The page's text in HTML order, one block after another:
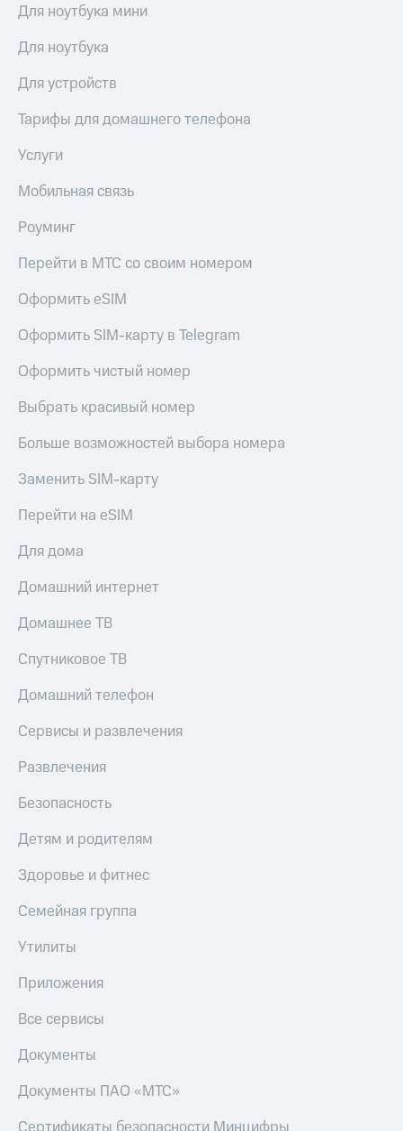
Для ноутбука мини
Для ноутбука
Для устройств
Тарифы для домашнего телефона
Услуги
Мобильная связь
Роуминг
Перейти в МТС со своим номером
Оформить eSIM
Оформить SIM-карту в Telegram
Оформить чистый номер
Выбрать красивый номер
Больше возможностей выбора номера
Заменить SIM-карту
Перейти на eSIM
Для дома
Домашний интернет
Домашнее ТВ
Спутниковое ТВ
Домашний телефон
Сервисы и развлечения
Развлечения
Безопасность
Детям и родителям
Здоровье и фитнес
Семейная группа
Утилиты
Приложения
Все сервисы
Документы
Документы ПАО «МТС»